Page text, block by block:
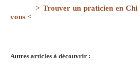
> Trouver un praticien en Chi
vous <
Autres articles à découvrir :